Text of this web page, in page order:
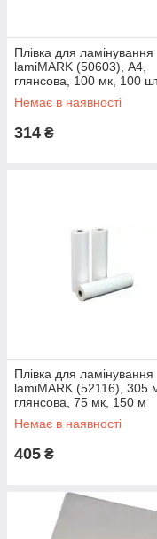
Плівка для ламінування
lamiMARK (50603), А4,
глянсова, 100 мк, 100
Немає в наявності
314 ₴
Плівка для ламінування
lamiMARK (52116), 305
глянсова, 75 мк, 150 м
Немає в наявності
405 ₴